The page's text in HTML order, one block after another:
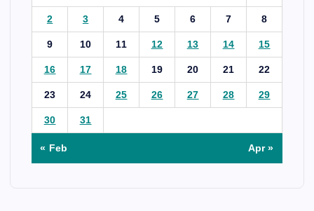
2 3 4 5 6 7 8
9 10 11 12 13 14 15
16 17 18 19 20 21 22
23 24 25 26 27 28 29
30 31
« Feb Apr »